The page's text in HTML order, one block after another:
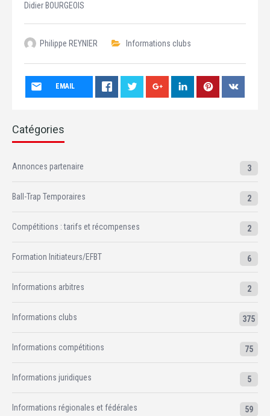
Didier BOURGEOIS
Philippe REYNIER Informations clubs
EMAIL
Catégories
Annonces partenaire 3
Ball-Trap Temporaires 2
Compétitions : tarifs et récompenses 2
Formation Initiateurs/EFBT 6
Informations arbitres 2
Informations clubs 375
Informations compétitions 75
Informations juridiques 5
Informations régionales et fédérales 59